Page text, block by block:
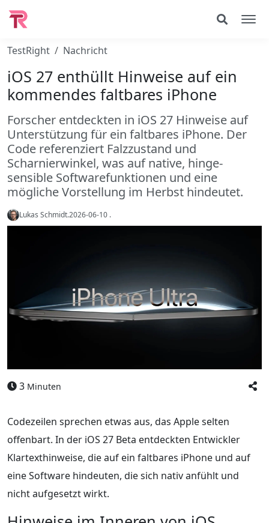
TestRight Nachricht
iOS 27 enthüllt Hinweise auf ein
kommendes faltbares iPhone
Forscher entdeckten in iOS 27 Hinweise auf
Unterstützung für ein faltbares iPhone. Der
Code referenziert Falzzustand und
Scharnierwinkel, was auf native, hinge-
sensible Softwarefunktionen und eine
mögliche Vorstellung im Herbst hindeutet.
Lukas Schmidt.2026-06-10 .
3 Minuten
Codezeilen sprechen etwas aus, das Apple selten
offenbart. In der iOS 27 Beta entdeckten Entwickler
Klartexthinweise, die auf ein faltbares iPhone und auf
eine Software hindeuten, die sich nativ anfühlt und
nicht aufgesetzt wirkt.